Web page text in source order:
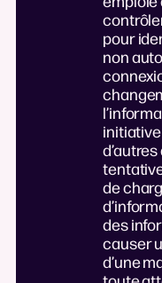
pour
non
de
des
causer
d’une